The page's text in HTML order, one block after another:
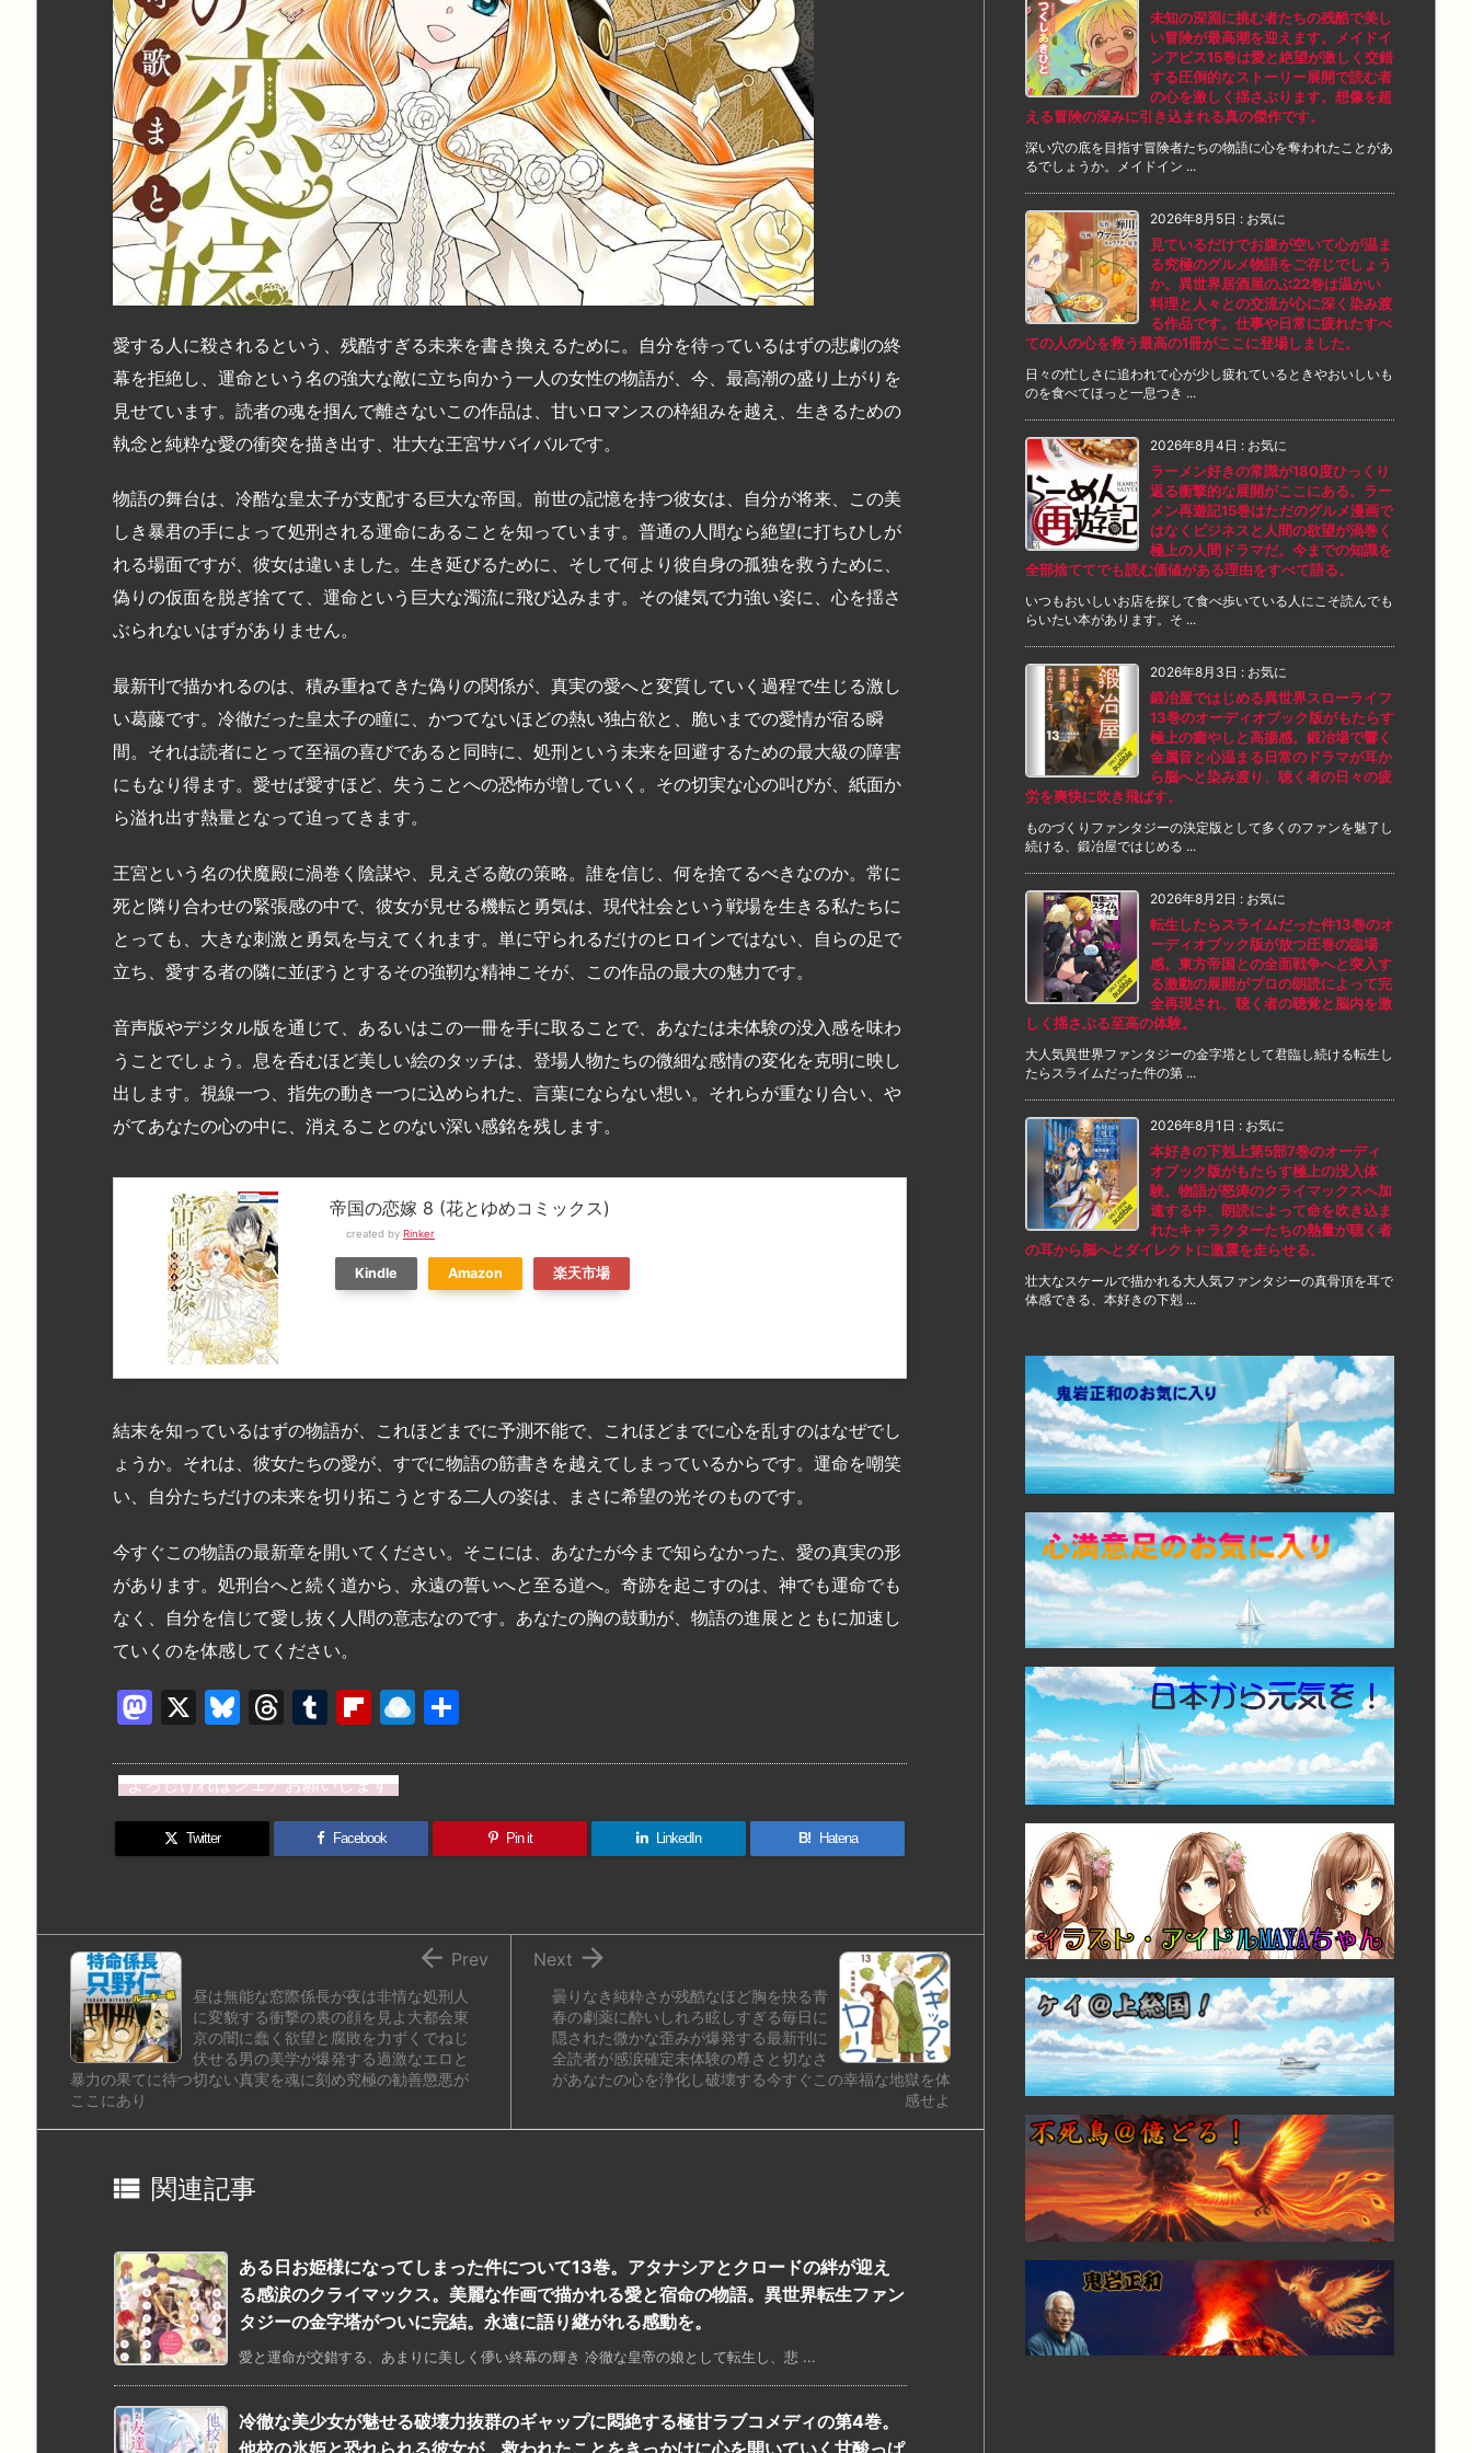
愛する人に殺されるという、残酷すぎる未来を書き換えるために。自分を待っているはずの悲劇の終
幕を拒絶し、運命という名の強大な敵に立ち向かう一人の女性の物語が、今、最高潮の盛り上がりを
見せています。読者の魂を掴んで離さないこの作品は、甘いロマンスの枠組みを越え、生きるための
執念と純粋な愛の衝突を描き出す、壮大な王宮サバイバルです。
物語の舞台は、冷酷な皇太子が支配する巨大な帝国。前世の記憶を持つ彼女は、自分が将来、この美
しき暴君の手によって処刑される運命にあることを知っています。普通の人間なら絶望に打ちひしが
れる場面ですが、彼女は違いました。生き延びるために、そして何より彼自身の孤独を救うために、
偽りの仮面を脱ぎ捨てて、運命という巨大な濁流に飛び込みます。その健気で力強い姿に、心を揺さ
ぶられないはずがありません。
最新刊で描かれるのは、積み重ねてきた偽りの関係が、真実の愛へと変質していく過程で生じる激し
い葛藤です。冷徹だった皇太子の瞳に、かつてないほどの熱い独占欲と、脆いまでの愛情が宿る瞬
間。それは読者にとって至福の喜びであると同時に、処刑という未来を回避するための最大級の障害
にもなり得ます。愛せば愛すほど、失うことへの恐怖が増していく。その切実な心の叫びが、紙面か
ら溢れ出す熱量となって迫ってきます。
王宮という名の伏魔殿に渦巻く陰謀や、見えざる敵の策略。誰を信じ、何を捨てるべきなのか。常に
死と隣り合わせの緊張感の中で、彼女が見せる機転と勇気は、現代社会という戦場を生きる私たちに
とっても、大きな刺激と勇気を与えてくれます。単に守られるだけのヒロインではない、自らの足で
立ち、愛する者の隣に並ぼうとするその強靭な精神こそが、この作品の最大の魅力です。
音声版やデジタル版を通じて、あるいはこの一冊を手に取ることで、あなたは未体験の没入感を味わ
うことでしょう。息を呑むほど美しい絵のタッチは、登場人物たちの微細な感情の変化を克明に映し
出します。視線一つ、指先の動き一つに込められた、言葉にならない想い。それらが重なり合い、や
がてあなたの心の中に、消えることのない深い感銘を残します。
帝国の恋嫁 8 (花とゆめコミックス)
created by Rinker
Kindle Amazon 楽天市場
結末を知っているはずの物語が、これほどまでに予測不能で、これほどまでに心を乱すのはなぜでし
ょうか。それは、彼女たちの愛が、すでに物語の筋書きを越えてしまっているからです。運命を嘲笑
い、自分たちだけの未来を切り拓こうとする二人の姿は、まさに希望の光そのものです。
今すぐこの物語の最新章を開いてください。そこには、あなたが今まで知らなかった、愛の真実の形
があります。処刑台へと続く道から、永遠の誓いへと至る道へ。奇跡を起こすのは、神でも運命でも
なく、自分を信じて愛し抜く人間の意志なのです。あなたの胸の鼓動が、物語の進展とともに加速し
ていくのを体感してください。
M
st
o
d
X
Bl
e
s
k
T
e
a
d
T
m
bl
r
Fl
b
o
ar
R
n
dr
o
よろしければシェアお願いします
Twitter Facebook Pin it LinkedIn B! Hatena
曇りなき純粋さが残酷なほど胸を抉る青
春の劇薬に酔いしれろ眩しすぎる毎日に
隠された微かな歪みが爆発する最新刊に
全読者が感涙確定未体験の尊さと切なさ
があなたの心を浄化し破壊する今すぐこの幸福な地獄を体
感せよ

Next
昼は無能な窓際係長が夜は非情な処刑人
に変貌する衝撃の裏の顔を見よ大都会東
京の闇に蠢く欲望と腐敗を力ずくでねじ
伏せる男の美学が爆発する過激なエロと
暴力の果てに待つ切ない真実を魂に刻め究極の勧善懲悪が
ここにあり
 Prev
 関連記事
ある日お姫様になってしまった件について13巻。アタナシアとクロードの絆が迎え
る感涙のクライマックス。美麗な作画で描かれる愛と宿命の物語。異世界転生ファン
タジーの金字塔がついに完結。永遠に語り継がれる感動を。
愛と運命が交錯する、あまりに美しく儚い終幕の輝き 冷徹な皇帝の娘として転生し、悲 ...
冷徹な美少女が魅せる破壊力抜群のギャップに悶絶する極甘ラブコメディの第4巻。
他校の氷姫と恐れられる彼女が、救われたことをきっかけに心を開いていく甘酸っぱ
未知の深淵に挑む者たちの残酷で美し
い冒険が最高潮を迎えます。メイドイ
ンアビス15巻は愛と絶望が激しく交錯
する圧倒的なストーリー展開で読む者
の心を激しく揺さぶります。想像を超
える冒険の深みに引き込まれる真の傑作です。
深い穴の底を目指す冒険者たちの物語に心を奪われたことがあ
るでしょうか。メイドイン ...
2026年8月5日 : お気に
見ているだけでお腹が空いて心が温ま
る究極のグルメ物語をご存じでしょう
か。異世界居酒屋のぶ22巻は温かい
料理と人々との交流が心に深く染み渡
る作品です。仕事や日常に疲れたすべ
ての人の心を救う最高の1冊がここに登場しました。
日々の忙しさに追われて心が少し疲れているときやおいしいも
のを食べてほっと一息つき ...
2026年8月4日 : お気に
ラーメン好きの常識が180度ひっくり
返る衝撃的な展開がここにある。ラー
メン再遊記15巻はただのグルメ漫画で
はなくビジネスと人間の欲望が渦巻く
極上の人間ドラマだ。今までの知識を
全部捨ててでも読む価値がある理由をすべて語る。
いつもおいしいお店を探して食べ歩いている人にこそ読んでも
らいたい本があります。そ ...
2026年8月3日 : お気に
鍛冶屋ではじめる異世界スローライフ
13巻のオーディオブック版がもたらす
極上の癒やしと高揚感。鍛冶場で響く
金属音と心温まる日常のドラマが耳か
ら脳へと染み渡り、聴く者の日々の疲
労を爽快に吹き飛ばす。
ものづくりファンタジーの決定版として多くのファンを魅了し
続ける、鍛冶屋ではじめる ...
2026年8月2日 : お気に
転生したらスライムだった件13巻のオ
ーディオブック版が放つ圧巻の臨場
感。東方帝国との全面戦争へと突入す
る激動の展開がプロの朗読によって完
全再現され、聴く者の聴覚と脳内を激
しく揺さぶる至高の体験。
大人気異世界ファンタジーの金字塔として君臨し続ける転生し
たらスライムだった件の第 ...
2026年8月1日 : お気に
本好きの下剋上第5部7巻のオーディ
オブック版がもたらす極上の没入体
験。物語が怒涛のクライマックスへ加
速する中、朗読によって命を吹き込ま
れたキャラクターたちの熱量が聴く者
の耳から脳へとダイレクトに激震を走らせる。
壮大なスケールで描かれる大人気ファンタジーの真骨頂を耳で
体感できる、本好きの下剋 ...